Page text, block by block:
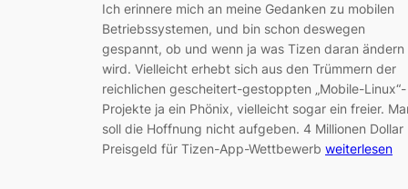
Ich erinnere mich an meine Gedanken zu mobilen
Betriebssystemen, und bin schon deswegen
gespannt, ob und wenn ja was Tizen daran ändern
wird. Vielleicht erhebt sich aus den Trümmern der
reichlichen gescheitert-gestoppten „Mobile-Linux“-
Projekte ja ein Phönix, vielleicht sogar ein freier.
soll die Hoffnung nicht aufgeben. 4 Millionen Dollar
Preisgeld für Tizen-App-Wettbewerb weiterlesen